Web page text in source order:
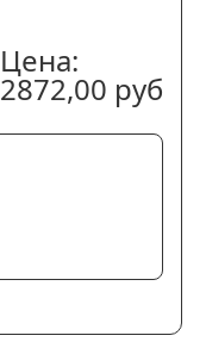
Цена:
2872,00 руб